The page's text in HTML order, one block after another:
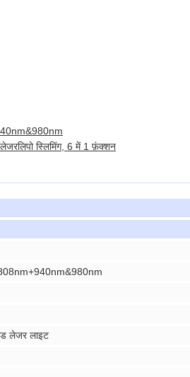
लेजरलिपो स्लिमिंग, 6 में 1 फ़ंक्शन
लेजर लाइट